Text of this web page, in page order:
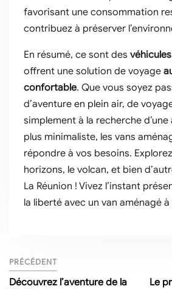
favorisant une consommation
contribuez à préserver
En résumé, ce sont des
offrent une solution de voyage
confortable. Que vous soyez
d’aventure en plein air, de
simplement à la recherche
plus minimaliste, les vans
répondre à vos besoins.
horizons, le volcan, et bien
La Réunion ! Vivez l’instant
la liberté avec un van aménagé
PRÉCÉDENT
Découvrez l’aventure de la
Le